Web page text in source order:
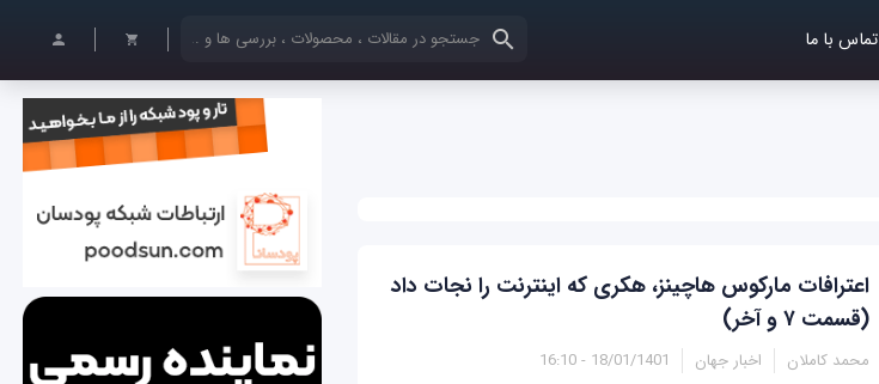
تماس با ما کلمات کلیدی خود را وارد کنید
اعترافات مارکوس هاچینز، هکری که اینترنت را نجات داد
(قسمت ۷ و آخر)
محمد کاملان اخبار جهان 18/01/1401 - 16:10